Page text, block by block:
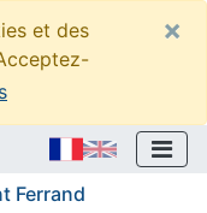
et des
×
Ferrand